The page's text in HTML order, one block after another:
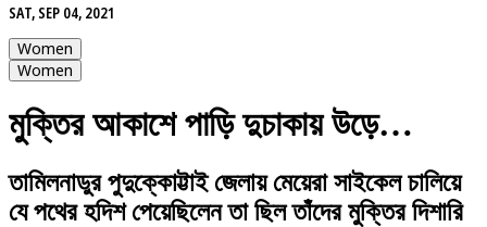
SAT, SEP 04, 2021
Women
Women
মুক্তির আকাশে পাড়ি দুচাকায় উড়ে…
তামিলনাডুর পুদুক্কোট্টাই জেলায় মেয়েরা সাইকেল চালিয়ে
যে পথের হদিশ পেয়েছিলেন তা ছিল তাঁদের মুক্তির দিশারি